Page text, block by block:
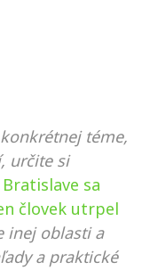
téme,
určite si
Bratislave sa
človek utrpel
inej oblasti a
a praktické